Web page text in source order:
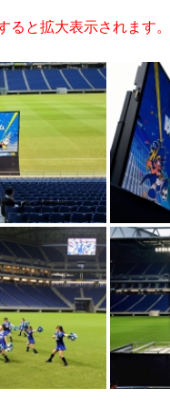
ると拡大表示されます。